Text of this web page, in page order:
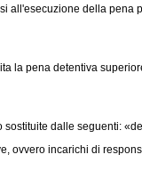
della
pena detentiva
dalle seguenti:
incarichi di